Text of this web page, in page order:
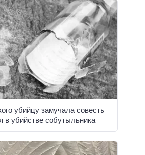
убийцу замучала совесть
в убийстве собутыльника